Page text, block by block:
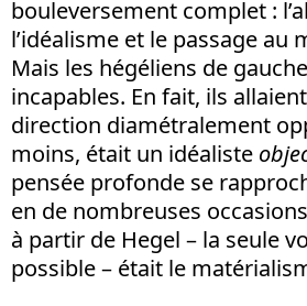
bouleversement complet :
l’idéalisme et le passage au
Mais les hégéliens de
incapables. En fait, ils
direction diamétralement
moins, était un idéaliste
pensée profonde se
en de nombreuses
à partir de Hegel – la seule
possible – était le